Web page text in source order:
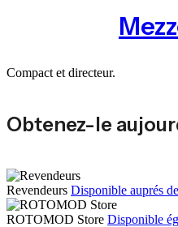
Compact et directeur.
Obtenez-le
Revendeurs Disponible auprés
ROTOMOD Store Disponible